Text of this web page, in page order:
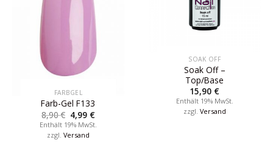
FARBGEL
Farb-Gel F133
8,90€ 4,99 €
Enthält 19% MwSt.
zzgl. Versand
SOAK OFF
Soak Off –
Top/Base
15,90 €
Enthält 19% MwSt.
zzgl. Versand